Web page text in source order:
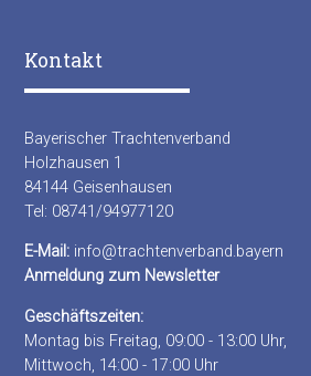
Kontakt
Bayerischer Trachtenverband
Holzhausen 1
84144 Geisenhausen
Tel: 08741/94977120
E-Mail: info@trachtenverband.bayern
Anmeldung zum Newsletter
Geschäftszeiten:
Montag bis Freitag, 09:00 - 13:00 Uhr,
Mittwoch, 14:00 - 17:00 Uhr